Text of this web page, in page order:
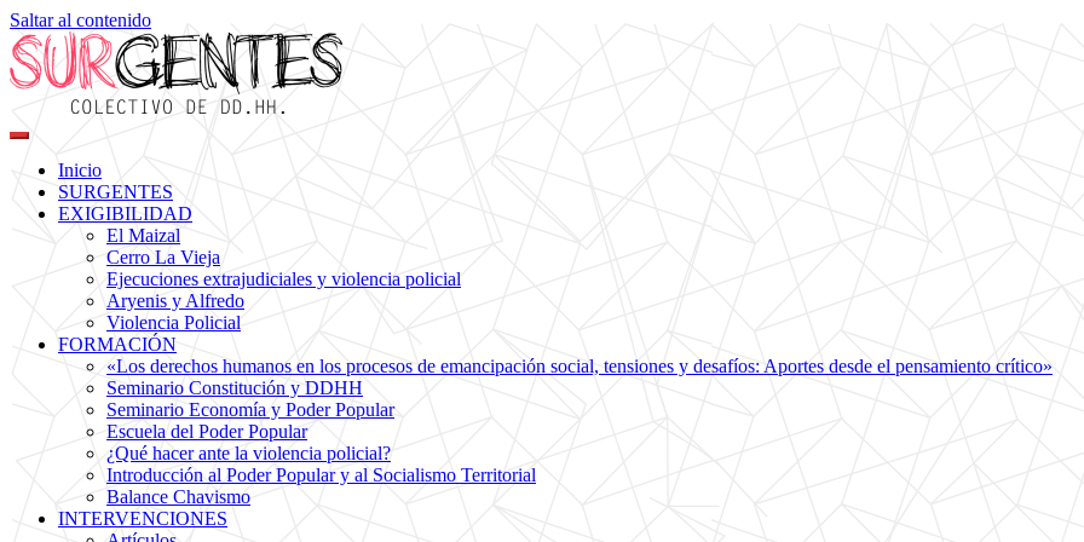
Saltar al contenido
Surgentes
Colectivo de DDHH
Inicio
SURGENTES
EXIGIBILIDAD
El Maizal
Cerro La Vieja
Ejecuciones extrajudiciales y violencia policial
Aryenis y Alfredo
Violencia Policial
FORMACIÓN
«Los derechos humanos en los procesos de emancipación social, tensiones y desafíos: Aportes desde el pensamiento crítico»
Seminario Constitución y DDHH
Seminario Economía y Poder Popular
Escuela del Poder Popular
¿Qué hacer ante la violencia policial?
Introducción al Poder Popular y al Socialismo Territorial
Balance Chavismo
INTERVENCIONES